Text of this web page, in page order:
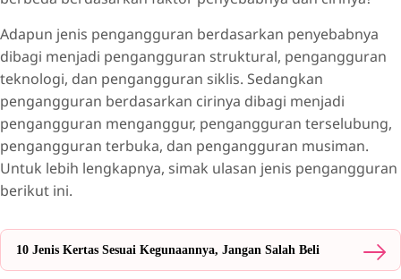
Adapun jenis pengangguran berdasarkan penyebabnya
dibagi menjadi pengangguran struktural, pengangguran
teknologi, dan pengangguran siklis. Sedangkan
pengangguran berdasarkan cirinya dibagi menjadi
pengangguran menganggur, pengangguran terselubung,
pengangguran terbuka, dan pengangguran musiman.
Untuk lebih lengkapnya, simak ulasan jenis pengangguran
berikut ini.
10 Jenis Kertas Sesuai Kegunaannya, Jangan Salah Beli